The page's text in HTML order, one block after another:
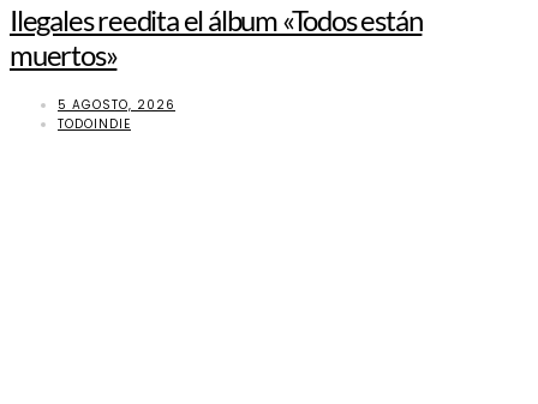
Ilegales reedita el álbum «Todos están
muertos»
5 AGOSTO, 2026
TODOINDIE